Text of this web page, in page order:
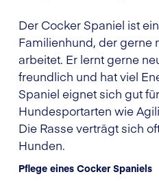
Der Cocker Spaniel ist
Familienhund, der gerne
arbeitet. Er lernt gerne
freundlich und hat viel
Spaniel eignet sich gut
Hundesportarten wie
Die Rasse verträgt sich
Hunden.
Pflege eines Cocker Spaniels